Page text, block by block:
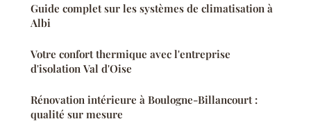
Guide complet sur les systèmes de climatisation à
Albi
Votre confort thermique avec l'entreprise
d'isolation Val d'Oise
Rénovation intérieure à Boulogne-Billancourt :
qualité sur mesure